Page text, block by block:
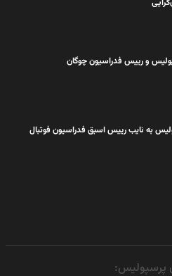
و رییس فدراسیون چوگان
به نایب رییس اسبق فدراسیون فوتبال
پرسپولیس: